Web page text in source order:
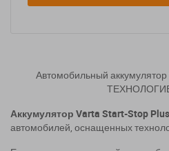
Автомобильный
Аккумулятор Varta Start-Stop Plus
автомобилей, оснащенных